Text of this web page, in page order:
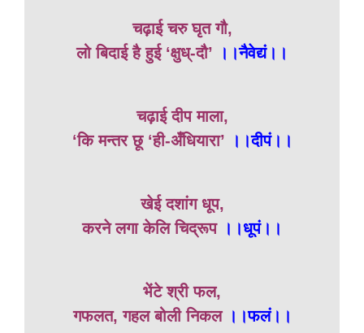
चढ़ाई चरु घृत गौ,
लो बिदाई है हुई ‘क्षुध्-दौ’
।।नैवेद्यं।।
चढ़ाई दीप माला,
‘कि मन्तर छू ‘ही-अँधियारा’ ।।दीपं।।
खेई दशांग धूप,
करने लगा केलि चिद्रूप ।।धूपं।।
भेंटे श्री फल,
गफलत, गहल बोली निकल ।।फलं।।